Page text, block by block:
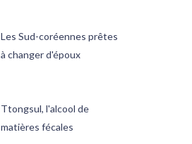
Les Sud-coréennes prêtes
à changer d'époux
Ttongsul, l'alcool de
matières fécales